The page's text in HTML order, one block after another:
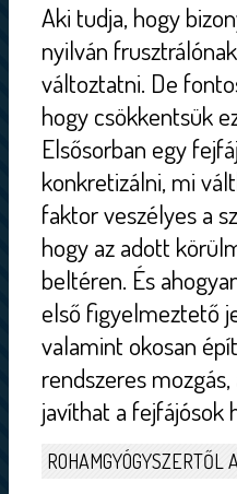
Aki tudja, hogy
nyilván
változtatni. De
hogy csökkentsük
Elsősorban egy
konkretizálni, mi
faktor veszélyes a
hogy az adott
beltéren. És
első figyelmeztető
valamint okosan
rendszeres
javíthat a fejfájósok
ROHAMGYÓGYSZERTŐL